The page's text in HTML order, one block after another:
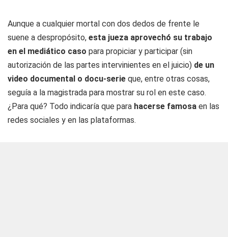
Aunque a cualquier mortal con dos dedos de frente le
suene a despropósito, esta jueza aprovechó su trabajo
en el mediático caso para propiciar y participar (sin
autorización de las partes intervinientes en el juicio) de un
video documental o docu-serie que, entre otras cosas,
seguía a la magistrada para mostrar su rol en este caso.
¿Para qué? Todo indicaría que para hacerse famosa en las
redes sociales y en las plataformas.